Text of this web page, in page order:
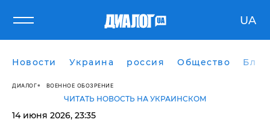
UA
Новости Украина россия Общество
ДИАЛОГ ВОЕННОЕ ОБОЗРЕНИЕ
ЧИТАТЬ НОВОСТЬ НА УКРАИНСКОМ
14 июня 2026, 23:35